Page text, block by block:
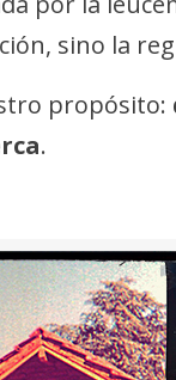
sino la
propósito:
.